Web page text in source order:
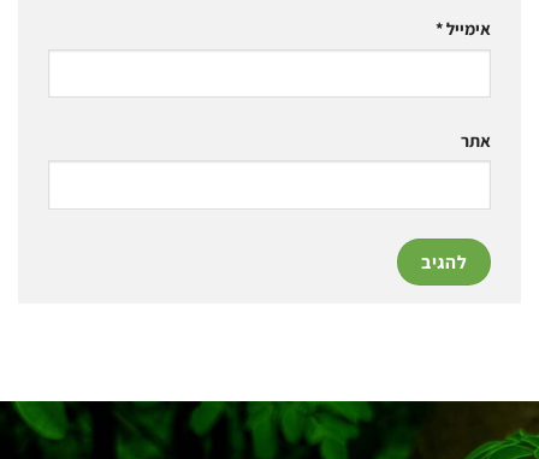
אימייל*
אתר